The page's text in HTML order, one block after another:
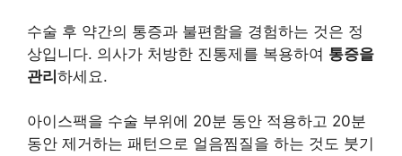
수술 후 약간의 통증과 불편함을 경험하는 것은 정
상입니다. 의사가 처방한 진통제를 복용하여 통증을
관리하세요.
아이스팩을 수술 부위에 20분 동안 적용하고 20분
동안 제거하는 패턴으로 얼음찜질을 하는 것도 붓기